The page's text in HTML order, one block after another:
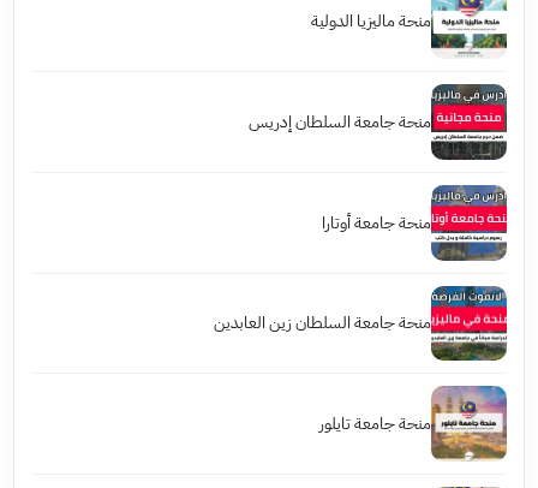
منحة ماليزيا الدولية
منحة جامعة السلطان إدريس
منحة جامعة أوتارا
منحة جامعة السلطان زين العابدين
منحة جامعة تايلور